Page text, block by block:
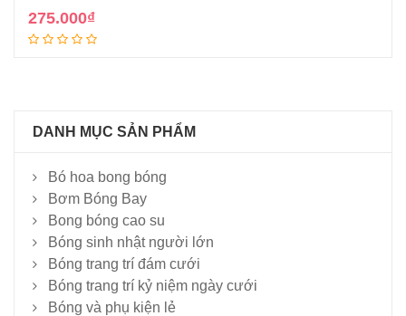
275.000₫
DANH MỤC SẢN PHẨM
Bó hoa bong bóng
Bơm Bóng Bay
Bong bóng cao su
Bóng sinh nhật người lớn
Bóng trang trí đám cưới
Bóng trang trí kỷ niệm ngày cưới
Bóng và phụ kiện lẻ